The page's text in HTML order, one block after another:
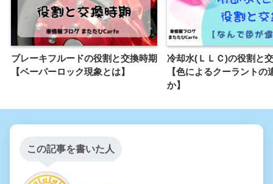
ブレーキフルードの役割と交換時期
【ベーパーロック現象とは】
冷却水(ＬＬＣ)の役割と
【色によるクーラントの
か】
この記事を書いた人